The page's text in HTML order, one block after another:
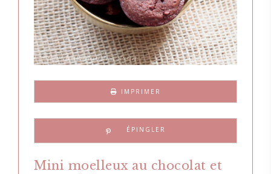
IMPRIMER
Mini moelleux au chocolat et